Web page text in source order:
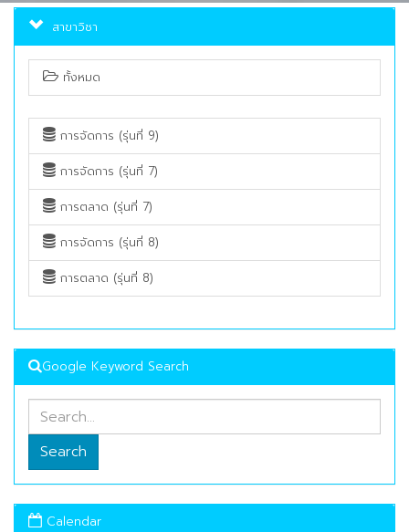
สาขาวิชา
ทั้งหมด
การจัดการ (รุ่นที่ 9)
การจัดการ (รุ่นที่ 7)
การตลาด (รุ่นที่ 7)
การจัดการ (รุ่นที่ 8)
การตลาด (รุ่นที่ 8)
Google Keyword Search
Search
Calendar